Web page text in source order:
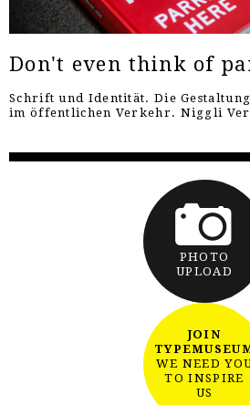
Don't even think of
Schrift und Identität. Die
im öffentlichen Verkehr. Niggli
PHOTO
UPLOAD
JOIN
WE NEED
TO INSPIRE
US